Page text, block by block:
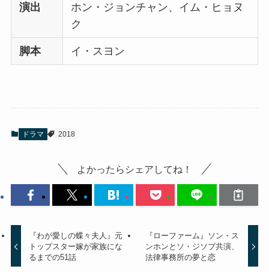
演出
ホン・ジョンチャン、イム・ヒョヌ
ク
脚本 イ・スヨン
ドラマ 2018
よかったらシェアしてね！
『わが愛しの蝶々夫人』元
トップスター嫁が家族にな
るまでの51話
『ローファーム』ソン・ス
ンホンとソ・ジソブ共演、
法律事務所の夢と恋